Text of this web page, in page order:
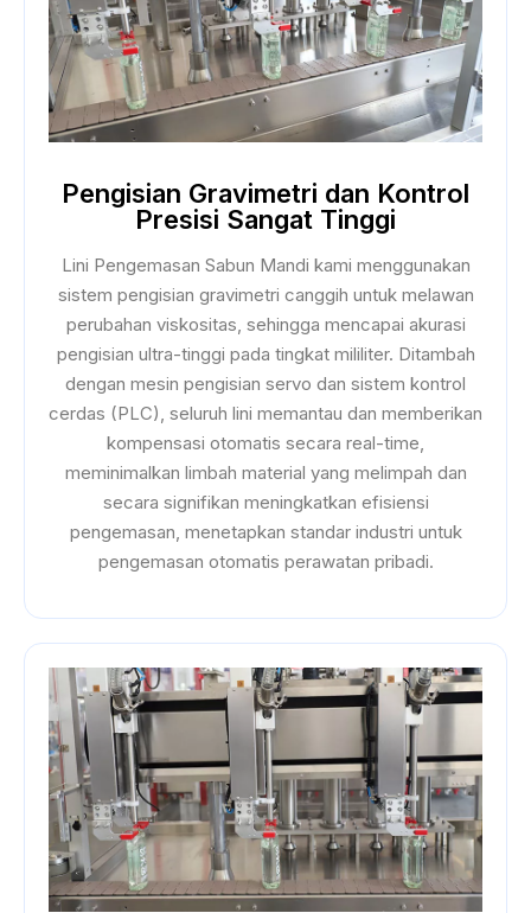
Pengisian Gravimetri dan Kontrol
Presisi Sangat Tinggi
Lini Pengemasan Sabun Mandi kami menggunakan
sistem pengisian gravimetri canggih untuk melawan
perubahan viskositas, sehingga mencapai akurasi
pengisian ultra-tinggi pada tingkat mililiter. Ditambah
dengan mesin pengisian servo dan sistem kontrol
cerdas (PLC), seluruh lini memantau dan memberikan
kompensasi otomatis secara real-time,
meminimalkan limbah material yang melimpah dan
secara signifikan meningkatkan efisiensi
pengemasan, menetapkan standar industri untuk
pengemasan otomatis perawatan pribadi.